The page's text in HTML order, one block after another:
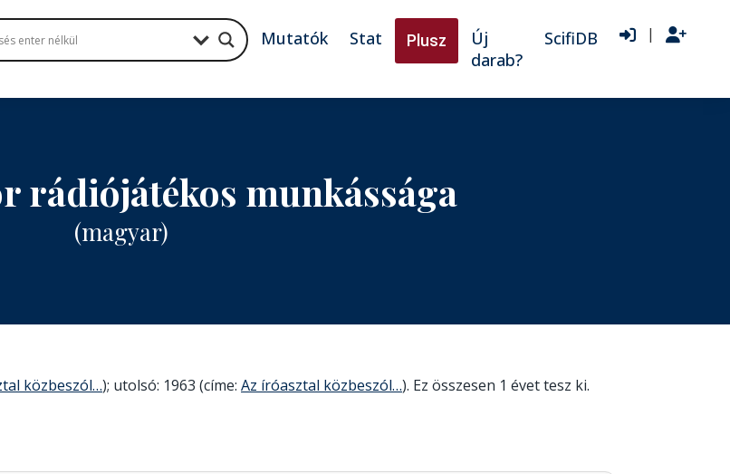
Mutatók Stat Plusz
Új
darab?
ScifiDB |
rádiójátékos munkássága
(magyar)
közbeszól…); utolsó: 1963 (címe: Az íróasztal közbeszól…). Ez összesen 1 évet tesz ki.